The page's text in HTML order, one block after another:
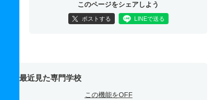
このページをシェアしよう
ポストする LINEで送る
最近見た専門学校
この機能をOFF